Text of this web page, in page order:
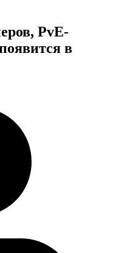
PvE-
в